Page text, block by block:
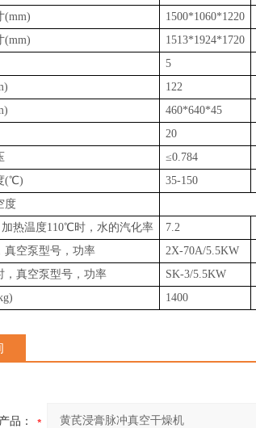
(mm)
1500*1060*1220
(mm)
1513*1924*1720
5
122
460*640*45
20
≤0.784
(℃)
35-150
度
加热温度110℃时，水的汽化率
7.2
真空泵型号，功率
2X-70A/5.5KW
，真空泵型号，功率
SK-3/5.5KW
1400
产品：